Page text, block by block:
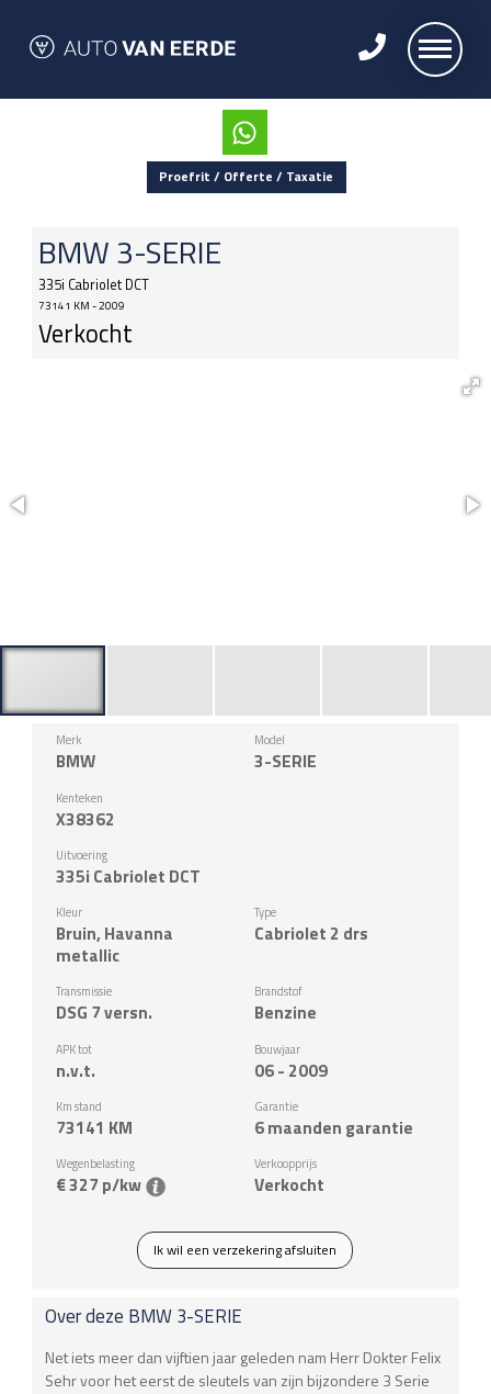
Proefrit / Offerte / Taxatie
BMW3-SERIE
335i Cabriolet DCT
73141 KM - 2009
Verkocht
Merk
BMW
Model
3-SERIE
Kenteken
X38362
Uitvoering
335i Cabriolet DCT
Kleur
Bruin, Havanna
metallic
Type
Cabriolet 2 drs
Transmissie
DSG 7 versn.
Brandstof
Benzine
APK tot
n.v.t.
Bouwjaar
06 - 2009
Km stand
73141 KM
Garantie
6 maanden garantie
Wegenbelasting
€ 327 p/kw
Verkoopprijs
Verkocht
Ik wil een verzekering afsluiten
Over deze BMW3-SERIE
Net iets meer dan vijftien jaar geleden nam Herr Dokter Felix
Sehr voor het eerst de sleutels van zijn bijzondere 3 Serie